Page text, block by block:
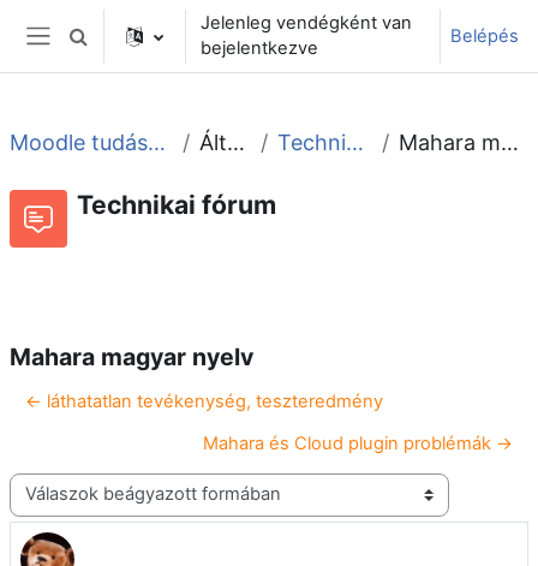
Tovább a fő tartalomhoz
Oldalpanel
Keresési bemeneti adatok váltása
Jelenleg vendégként van
bejelentkezve
Belépés
Moodle tudástár és fórum Általános Technikai fórum Mahara magyar nyelv
Technikai fórum
Mahara magyar nyelv
← láthatatlan tevékenység, teszteredmény
Mahara és Cloud plugin problémák →
Megjelenítési mód